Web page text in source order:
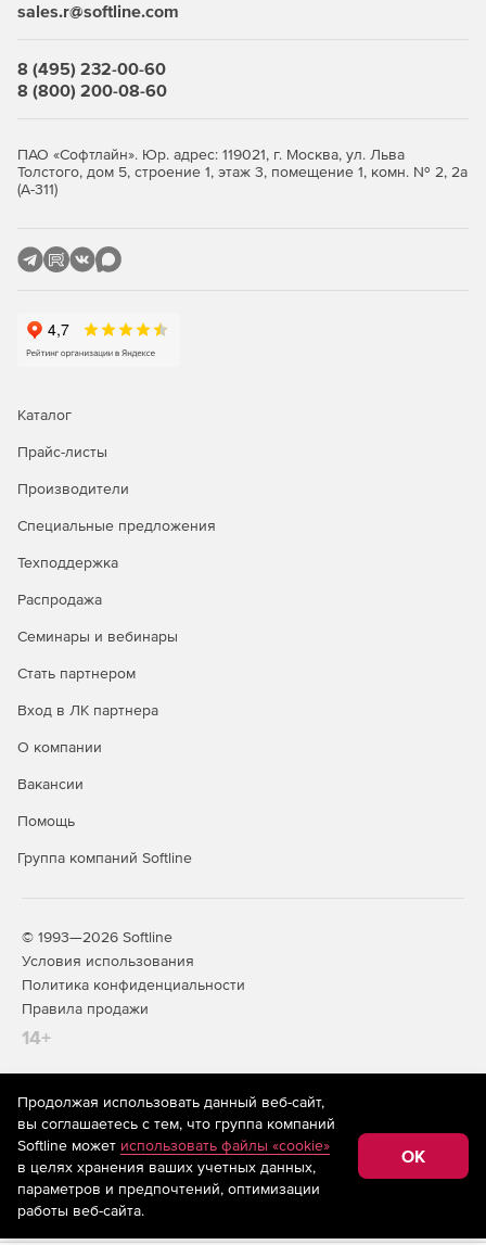
sales.r@softline.com
8 (495) 232-00-60
8 (800) 200-08-60
ПАО «Софтлайн». Юр. адрес: 119021, г. Москва, ул. Льва
Толстого, дом 5, строение 1, этаж 3, помещение 1, комн. № 2, 2а
(А-311)
Каталог
Прайс-листы
Производители
Специальные предложения
Техподдержка
Распродажа
Семинары и вебинары
Стать партнером
Вход в ЛК партнера
О компании
Вакансии
Помощь
Группа компаний Softline
© 1993—2026 Softline
Условия использования
Политика конфиденциальности
Правила продажи
14+
На информационном ресурсе store.softline.ru применяются
рекомендательные технологии(информационные технологии
предоставления информации на основе сбора,
систематизации и анализа сведений, относящихся к
предпочтениям пользователей сети «Интернет»,
находящихся на территории Российской Федерации)
Продолжая использовать данный веб-сайт,
вы соглашаетесь с тем, что группа компаний
Softline может использовать файлы «cookie»
в целях хранения ваших учетных данных,
параметров и предпочтений, оптимизации
работы веб-сайта.
OK